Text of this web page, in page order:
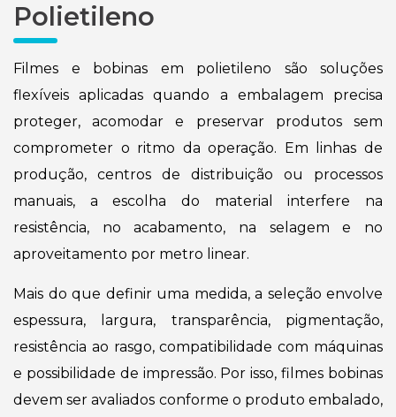
Polietileno
Filmes e bobinas em polietileno são soluções
flexíveis aplicadas quando a embalagem precisa
proteger, acomodar e preservar produtos sem
comprometer o ritmo da operação. Em linhas de
produção, centros de distribuição ou processos
manuais, a escolha do material interfere na
resistência, no acabamento, na selagem e no
aproveitamento por metro linear.
Mais do que definir uma medida, a seleção envolve
espessura, largura, transparência, pigmentação,
resistência ao rasgo, compatibilidade com máquinas
e possibilidade de impressão. Por isso, filmes bobinas
devem ser avaliados conforme o produto embalado,